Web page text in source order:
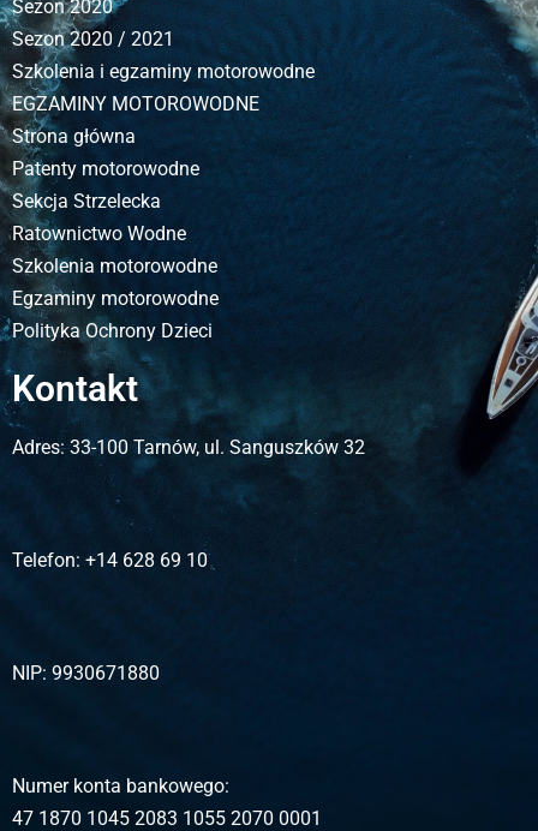
Sezon 2020
Sezon 2020 / 2021
Szkolenia i egzaminy motorowodne
EGZAMINY MOTOROWODNE
Strona główna
Patenty motorowodne
Sekcja Strzelecka
Ratownictwo Wodne
Szkolenia motorowodne
Egzaminy motorowodne
Polityka Ochrony Dzieci
Kontakt
Adres:33-100 Tarnów, ul. Sanguszków 32
Telefon: +14 628 69 10
NIP: 9930671880
Numer konta bankowego:
47 1870 1045 2083 1055 2070 0001